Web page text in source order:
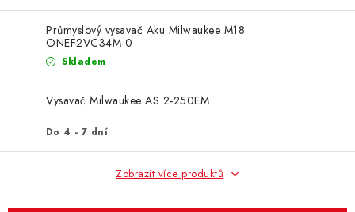
KONTAKTY
OCHRANA OSOBNÍCH ÚDAJŮ
JAK NAKUPOVAT
ODSTOUPENÍ OD SMLOUVY
DOPRAVA A PLATBA
EXPEDICE ZBOŽÍ
REKLAMACE ZAKOUPENÉHO ZBOŽÍ
Průmyslový vysavač Aku Milwaukee M18
ONEF2VC34M-0
Skladem
Vysavač Milwaukee AS 2-250EM
Do 4 - 7 dní
Zobrazit více produktů